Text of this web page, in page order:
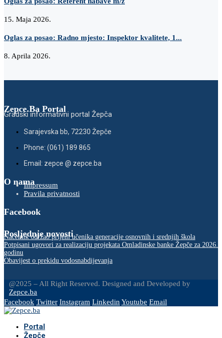
15. Maja 2026.
Oglas za posao: Radno mjesto: Inspektor kvalitete, 1...
8. Aprila 2026.
Zepce.Ba Portal
Gradski informativni portal Žepča
Sarajevska bb, 72230 Žepče
Phone: (061) 189 865
Email: zepce @ zepce.ba
O namaImpressum
Pravila privatnosti
Facebook
Posljednje novosti
Načelnik održao prijem učenika generacije osnovnih i srednjih škola
Potpisani ugovori za realizaciju projekata Omladinske banke Žepče za 2026.
godinu
Obavijest o prekidu vodosnabdijevanja
@2025 – All Right Reserved. Designed and Developed by
Zepce.ba
Facebook Twitter Instagram LinkedinYoutube Email
Portal
Žepče